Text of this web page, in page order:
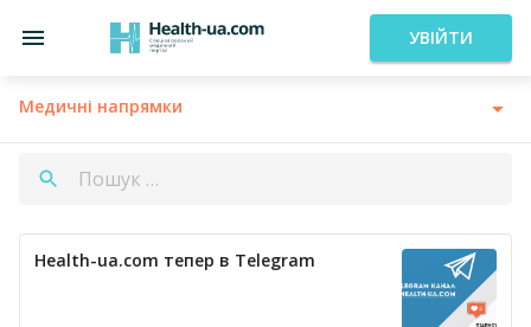
УВІЙТИ
Медичні напрямки
Health-ua.com тепер в Telegram